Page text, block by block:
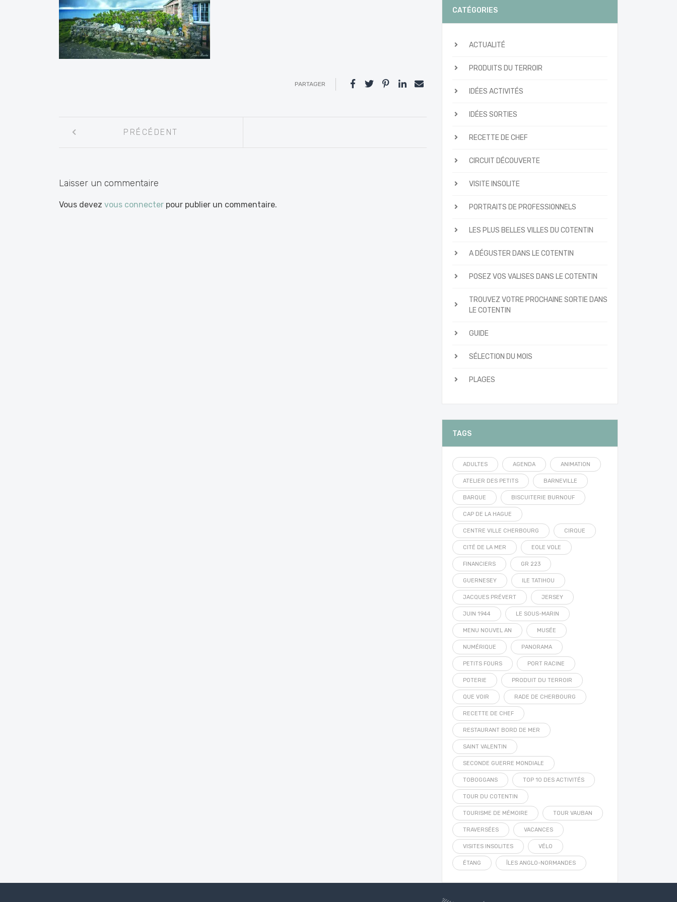
PARTAGER
entre
PRÉCÉDENT
Laisser un commentaire
Vous devez vous connecter pour publier un commentaire.
CATÉGORIES
ACTUALITÉ
PRODUITS DU TERROIR
IDÉES ACTIVITÉS
IDÉES SORTIES
RECETTE DE CHEF
CIRCUIT DÉCOUVERTE
VISITE INSOLITE
PORTRAITS DE PROFESSIONNELS
LES PLUS BELLES VILLES DU COTENTIN
A DÉGUSTER DANS LE COTENTIN
POSEZ VOS VALISES DANS LE COTENTIN
TROUVEZ VOTRE PROCHAINE SORTIE DANS
LE COTENTIN
GUIDE
SÉLECTION DU MOIS
PLAGES
TAGS
ADULTES AGENDA ANIMATION
ATELIER DES PETITS BARNEVILLE
BARQUE BISCUITERIE BURNOUF
CAP DE LA HAGUE
CENTRE VILLE CHERBOURG CIRQUE
CITÉ DE LA MER EOLE VOLE
FINANCIERS GR 223
GUERNESEY ILE TATIHOU
JACQUES PRÉVERT JERSEY
JUIN 1944 LE SOUS-MARIN
MENU NOUVEL AN MUSÉE
NUMÉRIQUE PANORAMA
PETITS FOURS PORT RACINE
POTERIE PRODUIT DU TERROIR
QUE VOIR RADE DE CHERBOURG
RECETTE DE CHEF
RESTAURANT BORD DE MER
SAINT VALENTIN
SECONDE GUERRE MONDIALE
TOBOGGANS TOP 10 DES ACTIVITÉS
TOUR DU COTENTIN
TOURISME DE MÉMOIRE TOUR VAUBAN
TRAVERSÉES VACANCES
VISITES INSOLITES VÉLO
ÉTANG ÎLES ANGLO-NORMANDES